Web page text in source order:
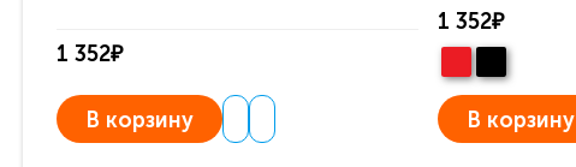
1 352₽
В корзину
1 352₽
В корзину